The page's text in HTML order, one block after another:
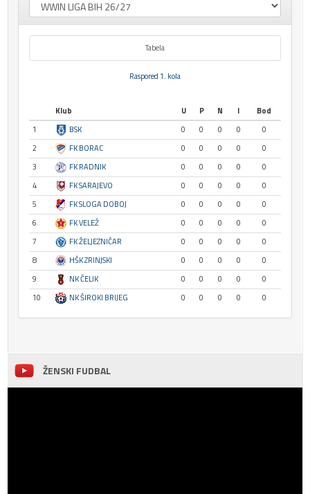
Tabela
Raspored 1. kola
Klub U P N I
Bod
1
BSK 0 0 0 0
0
2
FK BORAC 0 0 0 0
0
3
FK RADNIK 0 0 0 0
0
4
FK SARAJEVO 0 0 0 0
0
5
FK SLOGA DOBOJ 0 0 0 0
0
6
FK VELEŽ 0 0 0 0
0
7
FK ŽELJEZNIČAR 0 0 0 0
0
8
HŠK ZRINJSKI 0 0 0 0
0
9
NK ČELIK 0 0 0 0
0
10
NK ŠIROKI BRIJEG 0 0 0 0 0
ŽENSKI FUDBAL